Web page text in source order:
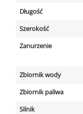
Długość
Szerokość
Zanurzenie
Zbiornik wody
Zbiornik paliwa
Silnik